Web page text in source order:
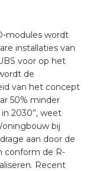
modules wordt
installaties van
voor op het
de
van het concept
50% minder
2030”, weet
bij
aan door de
conform de R-
Recent